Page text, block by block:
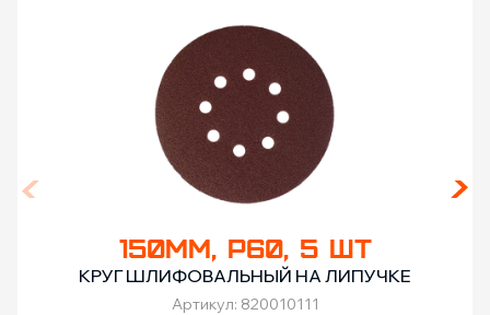
150ММ, Р60, 5 ШТ
КРУГ ШЛИФОВАЛЬНЫЙ НА ЛИПУЧКЕ
Артикул: 820010111